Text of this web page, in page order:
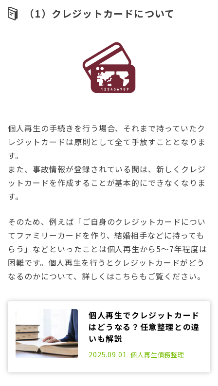
（1）クレジットカードについて
個人再生の手続きを行う場合、それまで持っていたク
レジットカードは原則として全て手放すこととなりま
す。
また、事故情報が登録されている間は、新しくクレジ
ットカードを作成することが基本的にできなくなりま
す。
そのため、例えば「ご自身のクレジットカードについ
てファミリーカードを作り、結婚相手などに持っても
らう」などといったことは個人再生から5～7年程度は
困難です。個人再生を行うとクレジットカードがどう
なるのかについて、詳しくはこちらもご覧ください。
個人再生でクレジットカード
はどうなる？任意整理との違
いも解説
2021.03.01
2025.09.01 個人再生債務整理